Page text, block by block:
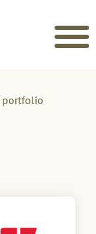
portfolio